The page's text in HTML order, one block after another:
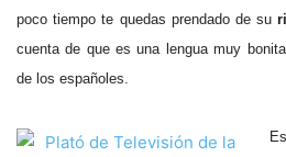
poco tiempo te quedas prendado de su
cuenta de que es una lengua muy
de los españoles.